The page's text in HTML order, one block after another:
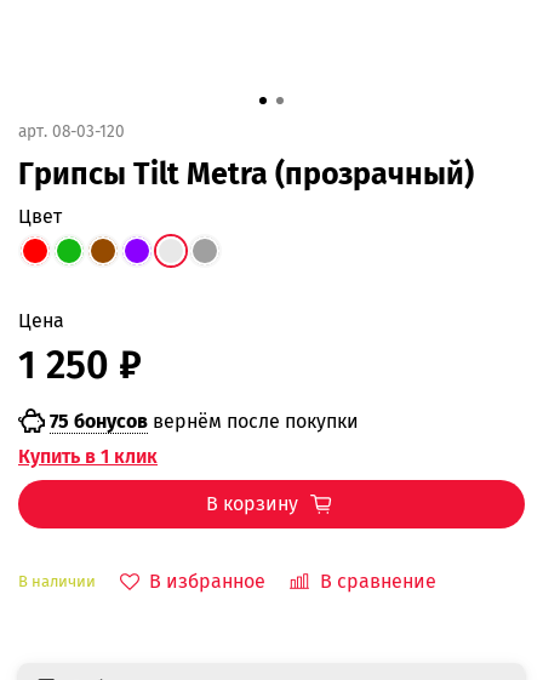
арт. 08-03-120
Грипсы Tilt Metra (прозрачный)
В наличии В избранное В сравнение
цвет
Цена
1 250 ₽
75 бонусов вернём после покупки
Купить в 1 клик
В корзину